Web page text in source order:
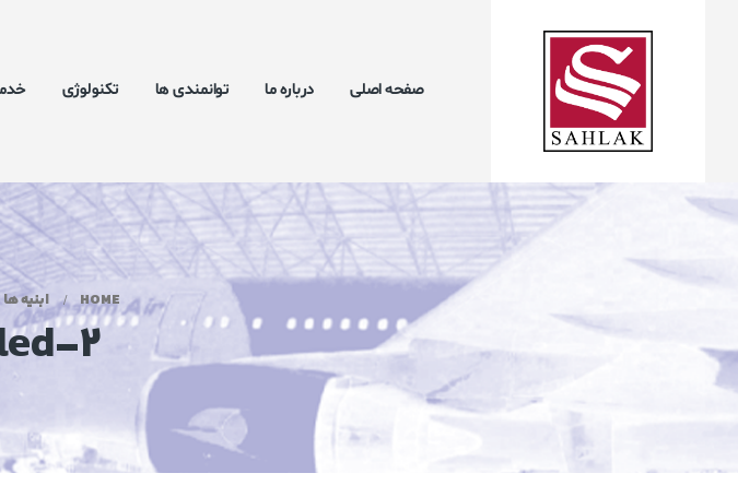
صفحه اصلی درباره ما توانمندی ها تکنولوژی
HOME ابنیه ها
2